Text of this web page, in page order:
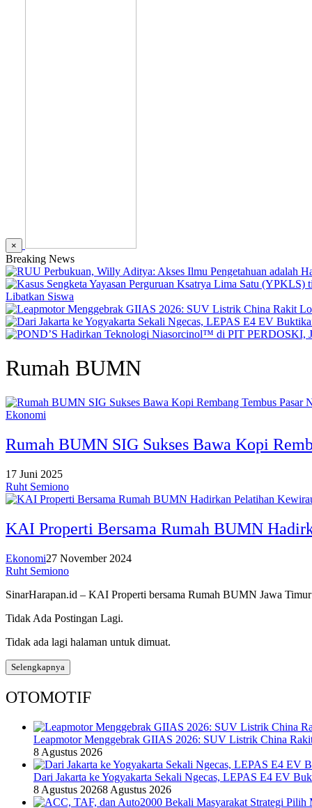
×
Breaking News
Libatkan Siswa
Rumah BUMN
Ekonomi
Rumah BUMN SIG Sukses Bawa Kopi
17 Juni 2025
Ruht Semiono
KAI Properti Bersama Rumah BUMN
Ekonomi27 November 2024
Ruht Semiono
SinarHarapan.id – KAI Properti bersama Rumah BUMN Jawa
Tidak Ada Postingan Lagi.
Tidak ada lagi halaman untuk dimuat.
Selengkapnya
OTOMOTIF
Leapmotor Menggebrak GIIAS 2026: SUV Listrik China
8 Agustus 2026
Dari Jakarta ke Yogyakarta Sekali Ngecas, LEPAS E4 EV
8 Agustus 20268 Agustus 2026